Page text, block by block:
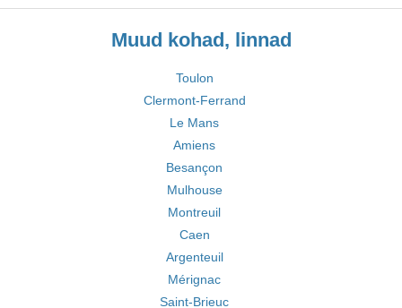
Muud kohad, linnad
Toulon
Clermont-Ferrand
Le Mans
Amiens
Besançon
Mulhouse
Montreuil
Caen
Argenteuil
Mérignac
Saint-Brieuc